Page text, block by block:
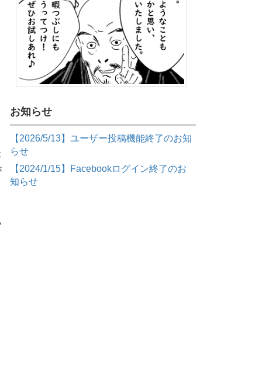
お知らせ
【2026/5/13】ユーザー投稿機能終了のお知
らせ
【2024/1/15】Facebookログイン終了のお
知らせ